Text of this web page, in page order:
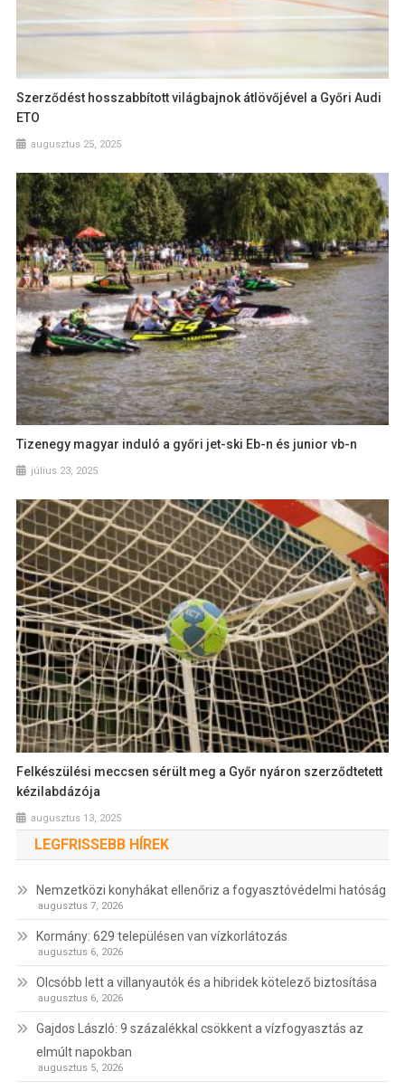
Szerződést hosszabbított világbajnok átlövőjével a Győri Audi
ETO
augusztus 25, 2025
Tizenegy magyar induló a győri jet-ski Eb-n és junior vb-n
július 23, 2025
Felkészülési meccsen sérült meg a Győr nyáron szerződtetett
kézilabdázója
augusztus 13, 2025
LEGFRISSEBB HÍREK
Nemzetközi konyhákat ellenőriz a fogyasztóvédelmi hatóság
augusztus 7, 2026
Kormány: 629 településen van vízkorlátozás
augusztus 6, 2026
Olcsóbb lett a villanyautók és a hibridek kötelező biztosítása
augusztus 6, 2026
Gajdos László: 9 százalékkal csökkent a vízfogyasztás az
elmúlt napokban
augusztus 5, 2026